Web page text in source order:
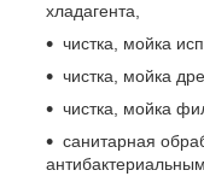
хладагента,
чистка, мойка
чистка, мойка
чистка, мойка
санитарная